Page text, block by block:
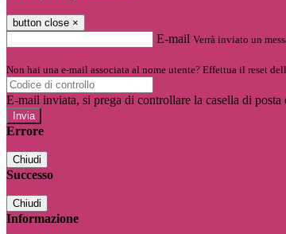
button close ×
E-mail Verrà inviato un
Non hai una e-mail associata al nome utente? Effettua il reset
E-mail inviata, si prega di controllare la casella di posta
Errore
Chiudi
Successo
Chiudi
Informazione